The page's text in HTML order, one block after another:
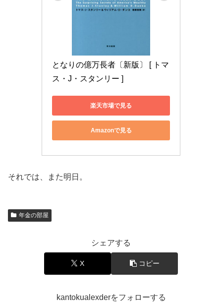
となりの億万長者〔新版〕 [ トマ
ス・J・スタンリー ]
楽天市場で見る
Amazonで見る
それでは、また明日。
年金の部屋
シェアする
X コピー
kantokualexderをフォローする